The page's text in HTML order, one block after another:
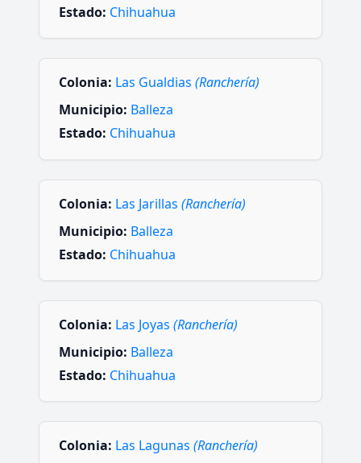
Estado: Chihuahua
Colonia: Las Gualdias (Ranchería)
Municipio: Balleza
Estado: Chihuahua
Colonia: Las Jarillas (Ranchería)
Municipio: Balleza
Estado: Chihuahua
Colonia: Las Joyas (Ranchería)
Municipio: Balleza
Estado: Chihuahua
Colonia: Las Lagunas (Ranchería)